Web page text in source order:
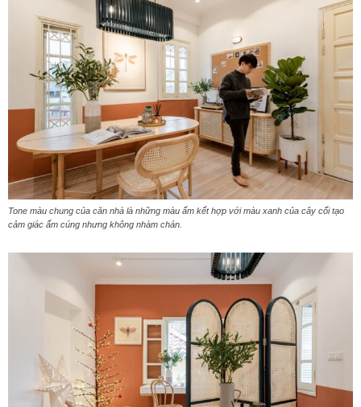
Tone màu chung của căn nhà là những màu ấm kết hợp với màu xanh của cây cối tạo
cảm giác ấm cúng nhưng không nhàm chán.